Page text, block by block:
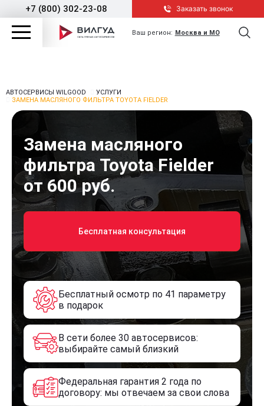
+7 (800) 302-23-08 Заказать звонок
Ваш регион: Москва и МО
АВТОСЕРВИСЫ WILGOOD
УСЛУГИ
ЗАМЕНА МАСЛЯНОГО ФИЛЬТРА TOYOTA FIELDER
Замена масляного
фильтра Toyota Fielder
от 600 руб.
Бесплатная консультация
Бесплатный осмотр по 41 параметру
в подарок
В сети более 30 автосервисов:
выбирайте самый близкий
Федеральная гарантия 2 года по
договору: мы отвечаем за свои слова